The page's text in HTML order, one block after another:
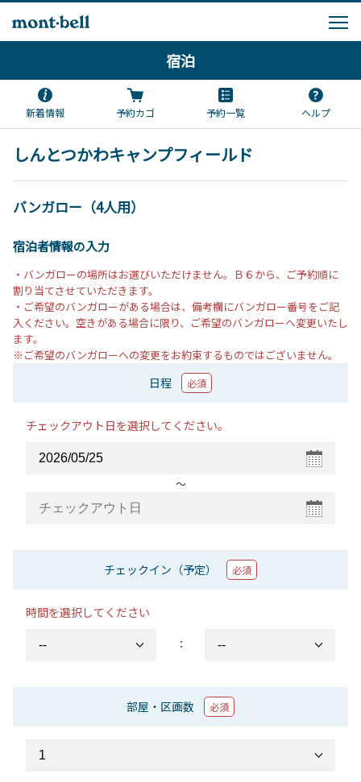
宿泊
新着情報 予約カゴ 予約一覧 ヘルプ
しんとつかわキャンプフィールド
バンガロー（4人用）
宿泊者情報の入力
・バンガローの場所はお選びいただけません。Ｂ６から、ご予約順に
割り当てさせていただきます。
・ご希望のバンガローがある場合は、備考欄にバンガロー番号をご記
入ください。空きがある場合に限り、ご希望のバンガローへ変更いたし
ます。
※ご希望のバンガローへの変更をお約束するものではございません。
日程 必須
チェックアウト日を選択してください。
〜
チェックイン（予定） 必須
時間を選択してください
：
部屋・区画数 必須